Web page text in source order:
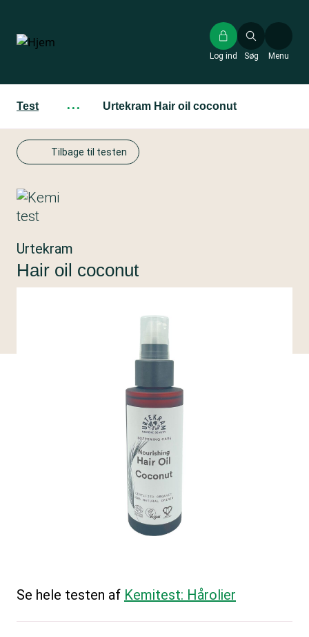
hovedindhold
Søg
Log ind Menu
Test ··· Urtekram Hair oil coconut
Tilbage til testen
Urtekram
Hair oil coconut
Se hele testen af Kemitest: Hårolier